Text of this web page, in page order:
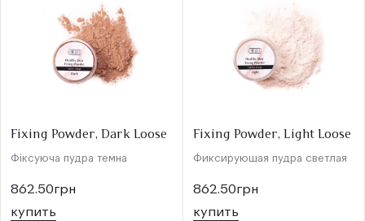
Fixing Powder, Dark Loose
Фіксуюча пудра темна
862.50грн
купить
Fixing Powder, Light Loose
Фиксирующая пудра светлая
862.50грн
купить